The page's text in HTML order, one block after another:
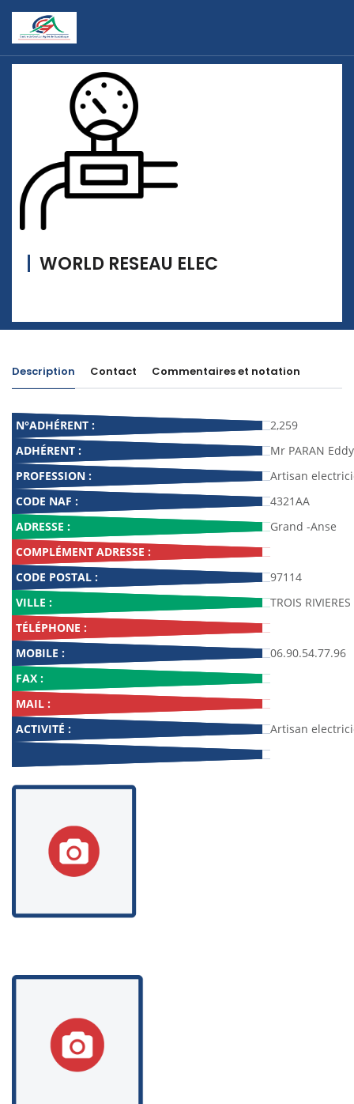
WORLD RESEAU ELEC
Description Contact Commentaires et notation
N°ADHÉRENT :
2,259
ADHÉRENT :
Mr PARAN Eddy
PROFESSION :
Artisan
CODE NAF :
4321AA
ADRESSE :
Grand -Anse
COMPLÉMENT ADRESSE :
CODE POSTAL :
97114
VILLE :
TROIS RIVIERES
TÉLÉPHONE :
MOBILE :
06.90.54.77.96
FAX :
MAIL :
ACTIVITÉ :
Artisan